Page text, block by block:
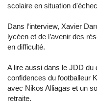
scolaire en situation
Dans l’interview, Xavier
lycéen et de l’avenir des
en difficulté.
A lire aussi dans le JDD du
confidences du footballeur
avec Nikos Alliagas et un
retraite.